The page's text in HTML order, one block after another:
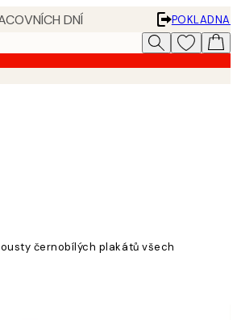
DNÍ
POKLADNA
černobílých plakátů všech